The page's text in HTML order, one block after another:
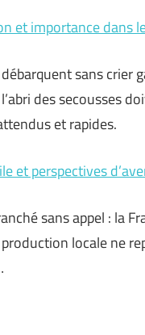
et importance dans
sans crier
des secousses
et rapides.
et perspectives
sans appel : la
locale ne